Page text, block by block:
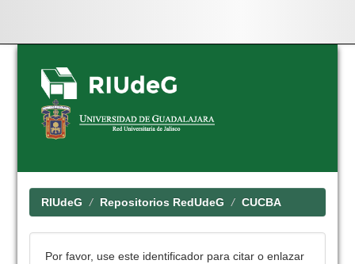
Skip
navigation
RIUdeG Repositorios RedUdeG CUCBA
Por favor, use este identificador para citar o enlazar